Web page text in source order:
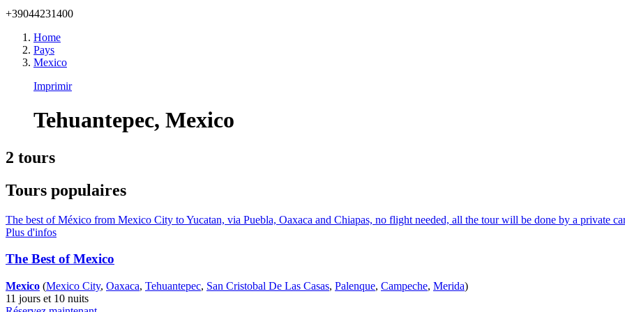
+39044231400
Home
Pays
Mexico
Imprimir
Tehuantepec, Mexico
2 tours
Tours populaires
The best of México from Mexico City to Yucatan, via Puebla, Oaxaca and Chiapas, no flight needed, all the tour will be done by a private
Plus d'infos
The Best of Mexico
Mexico (Mexico City, Oaxaca, Tehuantepec, San Cristobal De Las Casas, Palenque, Campeche, Merida)
11 jours et 10 nuits